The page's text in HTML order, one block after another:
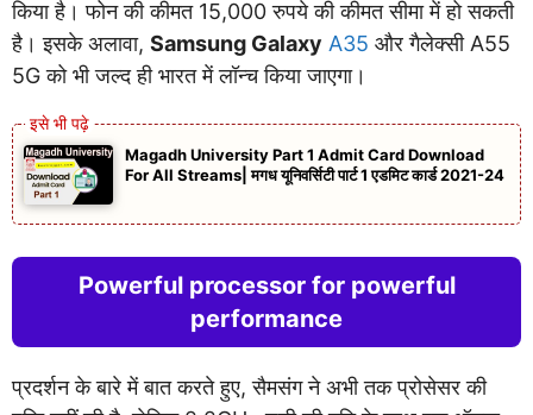
किया है। फोन की कीमत 15,000 रुपये की कीमत सीमा में हो सकती
है। इसके अलावा, Samsung Galaxy A35 और गैलेक्सी A55
5G को भी जल्द ही भारत में लॉन्च किया जाएगा।
Magadh University Part 1 Admit Card Download
For All Streams| मगध यूनिवर्सिटी पार्ट 1 एडमिट कार्ड 2021-24
Powerful processor for powerful
performance
प्रदर्शन के बारे में बात करते हुए, सैमसंग ने अभी तक प्रोसेसर की